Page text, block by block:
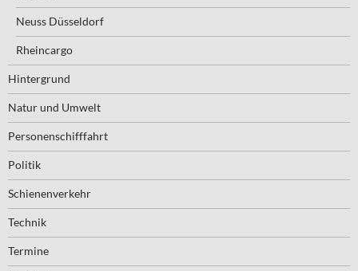
Neuss Düsseldorf
Rheincargo
Hintergrund
Natur und Umwelt
Personenschifffahrt
Politik
Schienenverkehr
Technik
Termine